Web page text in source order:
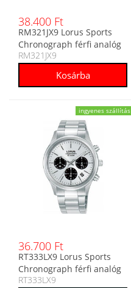
38.400 Ft
RM321JX9 Lorus Sports
Chronograph férfi analóg
karóra
RM321JX9
ingyenes szállítás
36.700 Ft
RT333LX9 Lorus Sports
Chronograph férfi analóg
karóra
RT333LX9